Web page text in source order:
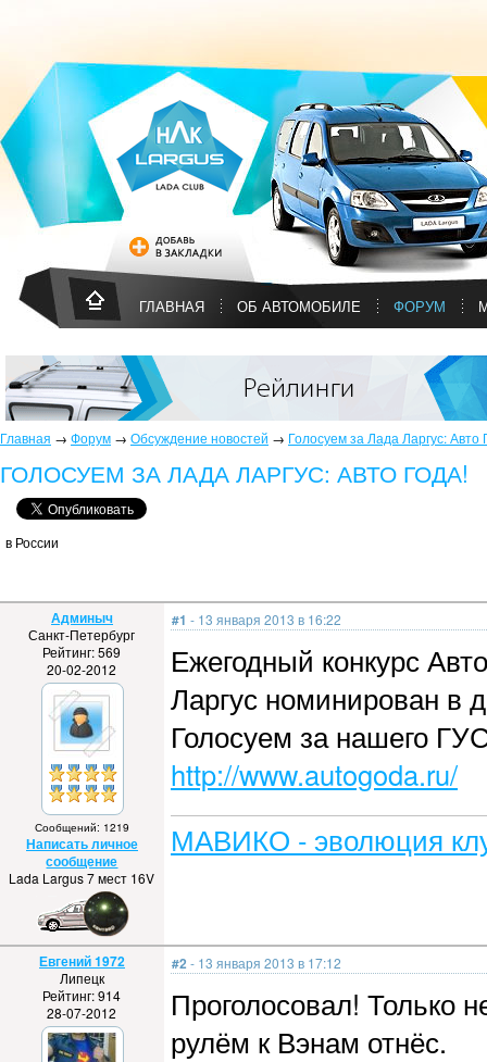
ГЛАВНАЯ ОБ АВТОМОБИЛЕ ФОРУМ
Главная → Форум → Обсуждение новостей → Голосуем за Лада Ларгус: Авто
ГОЛОСУЕМ ЗА ЛАДА ЛАРГУС: АВТО ГОДА!
в России
Админыч
Санкт-Петербург
Рейтинг: 569
20-02-2012
Сообщений: 1219
Написать личное
сообщение
Lada Largus 7 мест 16V
#1 - 13 января 2013 в 16:22
Ежегодный конкурс
Ларгус номинирован в
Голосуем за нашего
http://www.autogoda.ru/
МАВИКО - эволюция
Евгений 1972
Липецк
Рейтинг: 914
28-07-2012
#2 - 13 января 2013 в 17:12
Проголосовал! Только
рулём к Вэнам отнёс.